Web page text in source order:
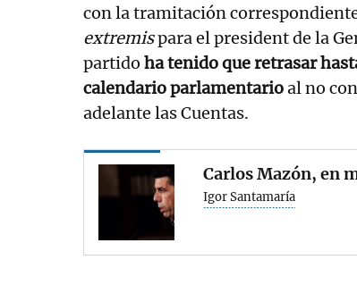
con la tramitación
extremispara el president de la
partido ha tenido que retrasar
calendario parlamentarioal no
adelante las Cuentas.
Carlos Mazón, en
Igor Santamaría